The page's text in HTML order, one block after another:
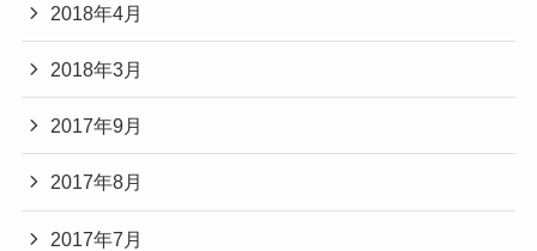
2018年4月
2018年3月
2017年9月
2017年8月
2017年7月